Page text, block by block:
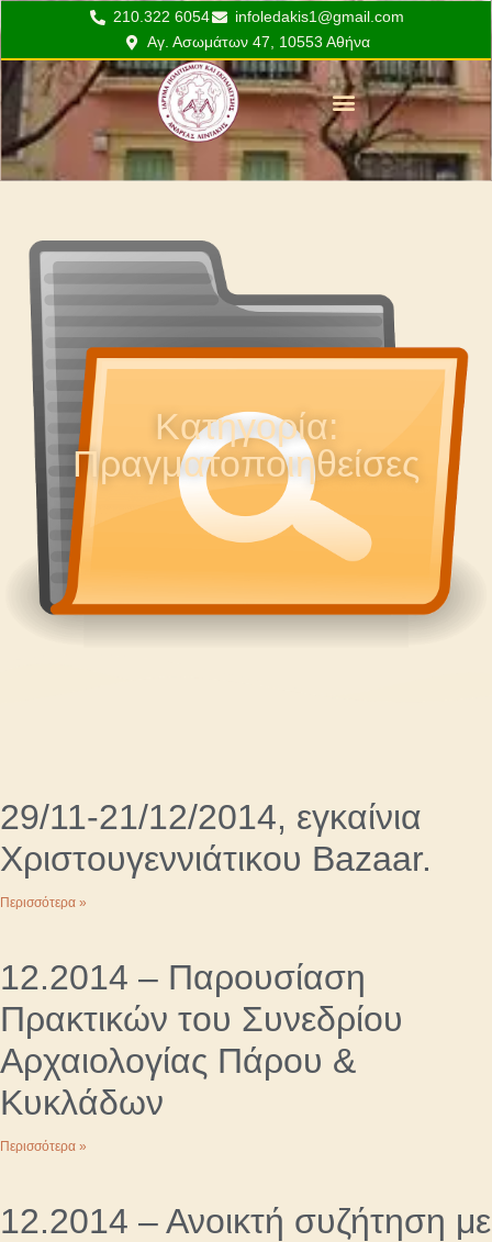
210.322 6054
infoledakis1@gmail.com
Αγ. Ασωμάτων 47, 10553 Αθήνα
Κατηγορία:
Πραγματοποιηθείσες
29/11-21/12/2014, εγκαίνια
Χριστουγεννιάτικου Bazaar.
Περισσότερα »
12.2014 – Παρουσίαση
Πρακτικών του Συνεδρίου
Αρχαιολογίας Πάρου &
Κυκλάδων
Περισσότερα »
12.2014 – Ανοικτή συζήτηση με